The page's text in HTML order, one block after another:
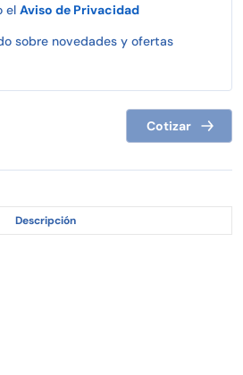
el Aviso de Privacidad
sobre novedades y ofertas
Cotizar
Descripción